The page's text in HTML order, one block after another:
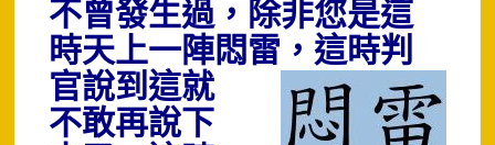
不曾發生過，除非您是這
時天上一陣悶雷 ，這時判
官說到這就
不敢再說下